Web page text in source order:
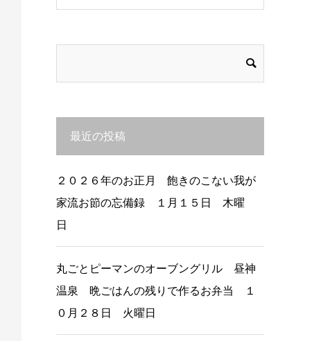
最近の投稿
２０２６年のお正月 飽きのこない我が
家流お節の忘備録 １月１５日 木曜
日
丸ごとピーマンのオーブングリル 昼神
温泉 晩ごはんの残りで作るお弁当 １
０月２８日 火曜日